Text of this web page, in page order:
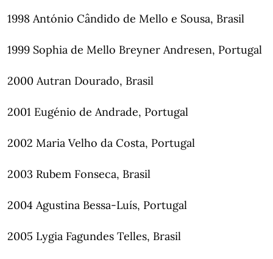
1998 António Cândido de Mello e Sousa, Brasil
1999 Sophia de Mello Breyner Andresen, Portugal
2000 Autran Dourado, Brasil
2001 Eugénio de Andrade, Portugal
2002 Maria Velho da Costa, Portugal
2003 Rubem Fonseca, Brasil
2004 Agustina Bessa-Luís, Portugal
2005 Lygia Fagundes Telles, Brasil